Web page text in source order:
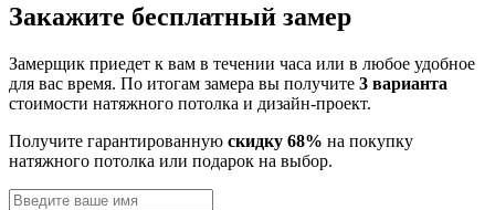
Закажите бесплатный замер
Замерщик приедет к вам в течении часа или в любое удобное
для вас время. По итогам замера вы получите 3 варианта
стоимости натяжного потолка и дизайн-проект.
Получите гарантированную скидку 68% на покупку
натяжного потолка или подарок на выбор.